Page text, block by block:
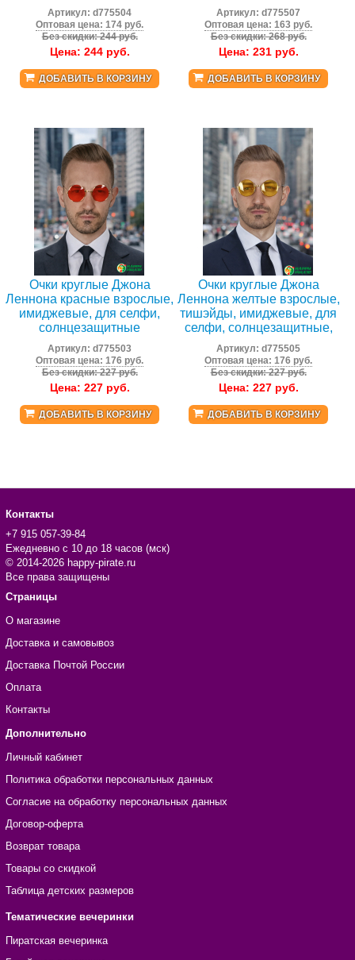
Артикул:d775504
Оптовая цена: 174 руб.
Без скидки: 244 руб.
Цена: 244руб.
ДОБАВИТЬ В КОРЗИНУ
Артикул:d775507
Оптовая цена: 163 руб.
Без скидки: 268 руб.
Цена: 231руб.
ДОБАВИТЬ В КОРЗИНУ
Очки круглые Джона
Леннона красные взрослые,
имиджевые, для селфи,
солнцезащитные
Артикул:d775503
Оптовая цена: 176 руб.
Без скидки: 227 руб.
Цена: 227руб.
ДОБАВИТЬ В КОРЗИНУ
Очки круглые Джона
Леннона желтые взрослые,
тишэйды, имиджевые, для
селфи, солнцезащитные,
Артикул:d775505
Оптовая цена: 176 руб.
Без скидки: 227 руб.
Цена: 227руб.
ДОБАВИТЬ В КОРЗИНУ
Контакты
+7 915 057-39-84
Ежедневно с 10 до 18 часов (мск)
© 2014-2026 happy-pirate.ru
Все права защищены
Страницы
О магазине
Доставка и самовывоз
Доставка Почтой России
Оплата
Контакты
Дополнительно
Личный кабинет
Политика обработки персональных данных
Согласие на обработку персональных данных
Договор-оферта
Возврат товара
Товары со скидкой
Таблица детских размеров
Тематические вечеринки
Пиратская вечеринка